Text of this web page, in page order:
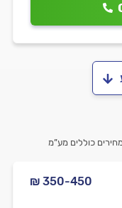
כוללים מע”מ
₪ 350-450